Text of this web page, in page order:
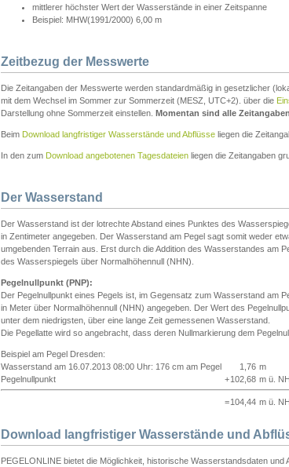
mittlerer höchster Wert der Wasserstände in einer Zeitspanne
Beispiel: MHW(1991/2000) 6,00 m
Zeitbezug der Messwerte
Die Zeitangaben der Messwerte werden standardmäßig in gesetzlicher
mit dem Wechsel im Sommer zur Sommerzeit (MESZ, UTC+2). über die
Darstellung ohne Sommerzeit einstellen. Momentan sind alle
Beim Download langfristiger Wasserstände und Abflüsse liegen die
In den zum Download angebotenen Tagesdateien liegen die Zeitangaben
Der Wasserstand
Der Wasserstand ist der lotrechte Abstand eines Punktes des
in Zentimeter angegeben. Der Wasserstand am Pegel sagt somit weder
umgebenden Terrain aus. Erst durch die Addition des Wasserstandes am
des Wasserspiegels über Normalhöhennull (NHN).
Pegelnullpunkt (PNP):
Der Pegelnullpunkt eines Pegels ist, im Gegensatz zum Wasserstand am
in Meter über Normalhöhennull (NHN) angegeben. Der Wert des
unter dem niedrigsten, über eine lange Zeit gemessenen Wasserstand.
Die Pegellatte wird so angebracht, dass deren Nullmarkierung dem
Beispiel am Pegel Dresden:
Wasserstand am 16.07.2013 08:00 Uhr: 176 cm am Pegel
1,76 m
Pegelnullpunkt
+102,68 m ü.
=104,44 m ü.
Download langfristiger Wasserstände und
PEGELONLINE bietet die Möglichkeit, historische Wasserstandsdaten